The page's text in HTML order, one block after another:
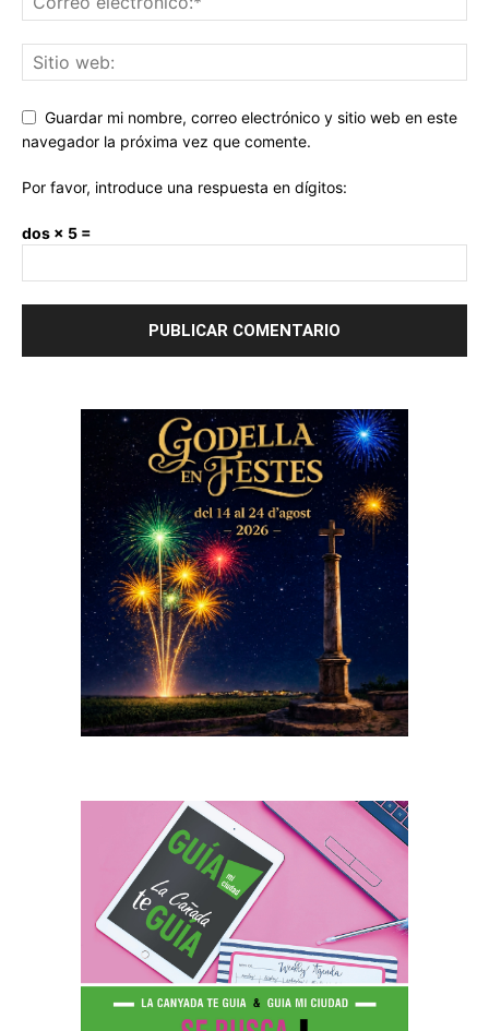
Guardar mi nombre, correo electrónico y sitio web en este
navegador la próxima vez que comente.
Por favor, introduce una respuesta en dígitos:
dos × 5 =